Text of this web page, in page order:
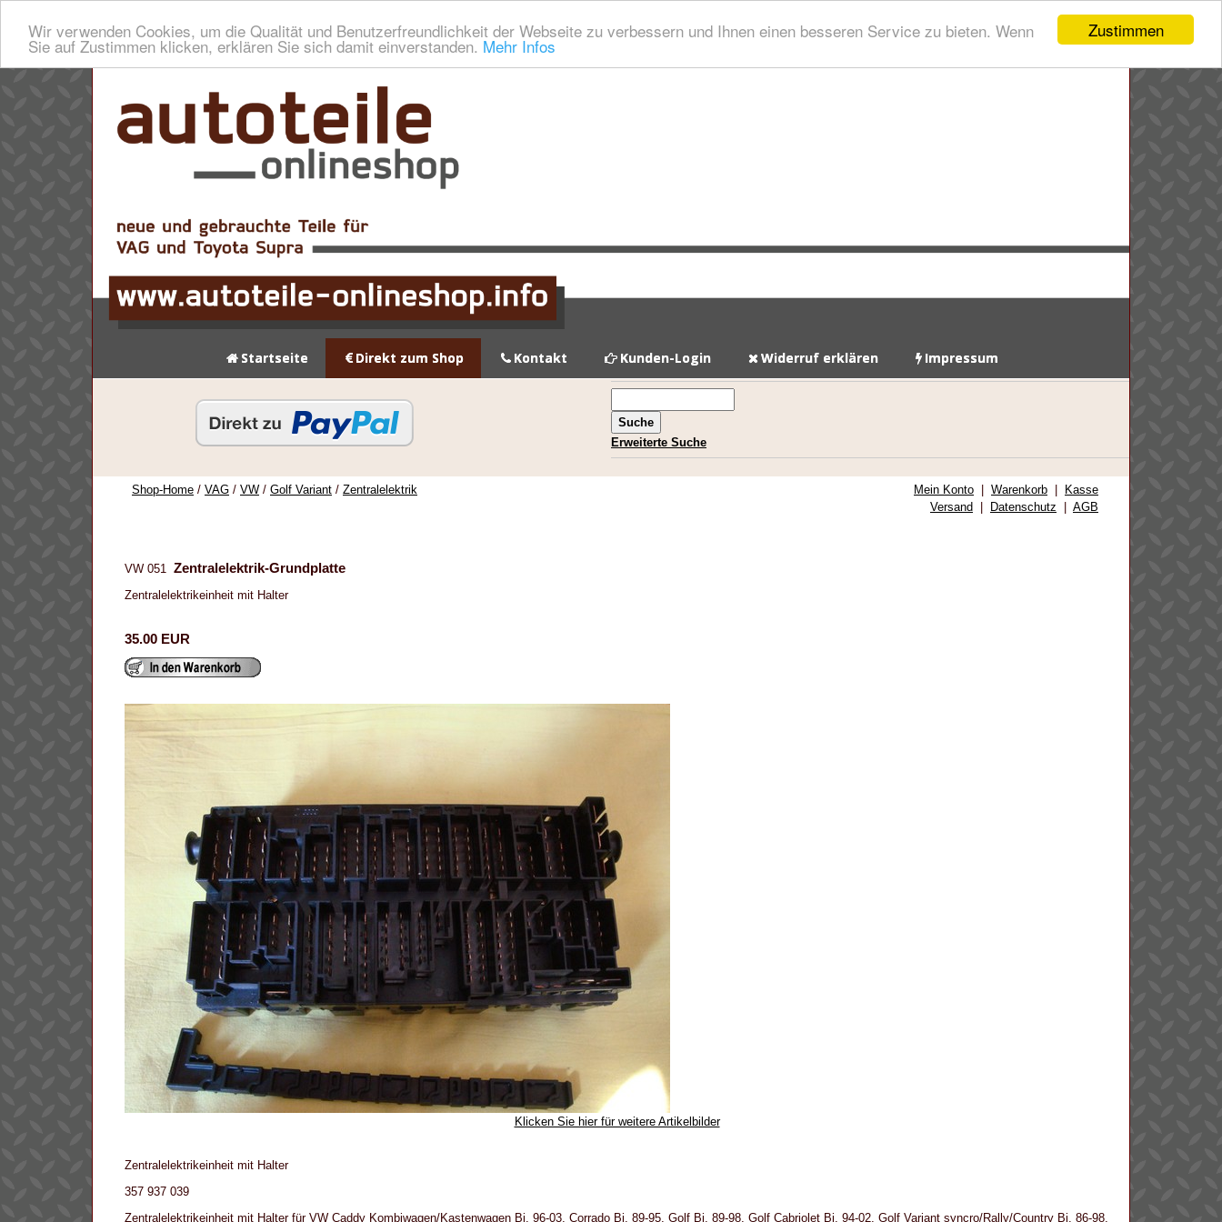
Zustimmen
Wir verwenden Cookies, um die Qualität und Benutzerfreundlichkeit der Webseite zu verbessern und Ihnen einen besseren Service zu bieten. Wenn
Sie auf Zustimmen klicken, erklären Sie sich damit einverstanden. Mehr Infos
Startseite Direkt zum Shop Kontakt Kunden-Login Widerruf erklären Impressum
Erweiterte Suche
Shop-Home / VAG / VW / Golf Variant / Zentralelektrik Mein Konto Warenkorb
Kasse
Versand
Datenschutz AGB
VW 051 Zentralelektrik-Grundplatte
Zentralelektrikeinheit mit Halter
35.00 EUR
Klicken Sie hier für weitere Artikelbilder
Zentralelektrikeinheit mit Halter
357 937 039
Zentralelektrikeinheit mit Halter für VW Caddy Kombiwagen/Kastenwagen Bj. 96-03, Corrado Bj. 89-95, Golf Bj. 89-98, Golf Cabriolet Bj. 94-02, Golf Variant syncro/Rally/Country Bj. 86-98,